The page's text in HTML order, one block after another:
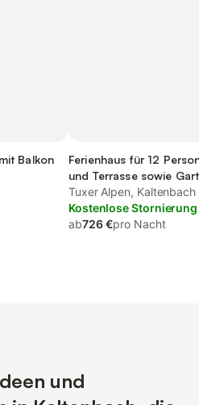
Balkon
Ferienhaus für 12
und Terrasse sowie
Tuxer Alpen, Kaltenbach
Kostenlose Stornierung
ab726 €pro Nacht
und